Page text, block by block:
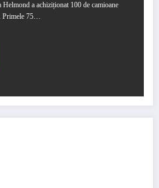
Helmond a achiziționat 100 de camioane
Primele 75…